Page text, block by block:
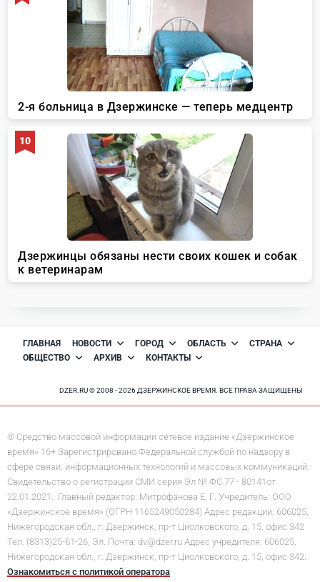
ГЛАВНАЯ НОВОСТИ ГОРОД ОБЛАСТЬ
СТРАНА
ОБЩЕСТВО
АРХИВ КОНТАКТЫ
DZER.RU © 2008 - 2026 ДЗЕРЖИНСКОЕ ВРЕМЯ. ВСЕ ПРАВА ЗАЩИЩЕНЫ
© Средство массовой информации сетевое издание «Дзержинское
время» 16+ Зарегистрировано Федеральной службой по надзору в
сфере связи, информационных технологий и массовых коммуникаций.
Свидетельство о регистрации СМИ серия Эл № ФС 77 - 80141от
22.01.2021. Главный редактор: Митрофанова Е. Г. Учредитель: ООО
«Дзержинское время» (ОГРН 1165249050284) Адрес редакции: 606025,
Нижегородская обл., г. Дзержинск, пр-т Циолковского, д. 15, офис 342
Тел. (8313)25-61-26, Эл. Почта: dv@dzer.ru Адрес учредителя: 606025,
Нижегородская обл., г. Дзержинск, пр-т Циолковского, д. 15, офис 342.
Ознакомиться с политикой оператора